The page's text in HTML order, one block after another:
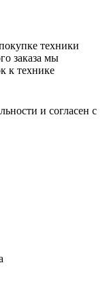
техники
заказа мы
к технике
и согласен с